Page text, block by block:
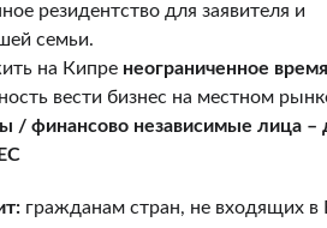
резидентство для заявителя и
семьи.
на Кипре неограниченное время
вести бизнес на местном
/ финансово независимые лица –
гражданам стран, не входящих в